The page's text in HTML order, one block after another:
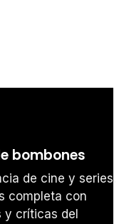
bombones
de cine y series.
completa con
críticas del